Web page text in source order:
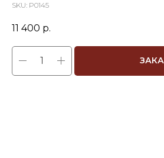
SKU: P0145
11 400 р.